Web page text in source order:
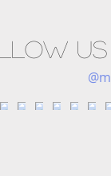
us